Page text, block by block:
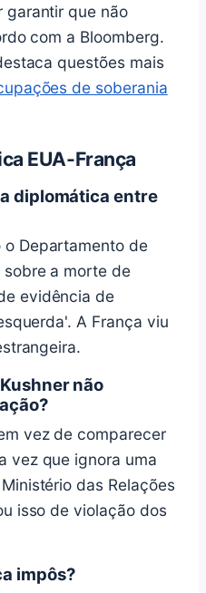
garantir que não
com a Bloomberg.
questões mais
de soberania
EUA-França
diplomática entre
Departamento de
sobre a morte de
evidência de
A França viu
não
vez de comparecer
vez que ignora uma
das Relações
isso de violação dos
impôs?